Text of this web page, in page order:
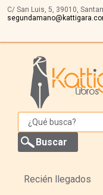
C/ San Luis, 5, 39010,
Recién llegados